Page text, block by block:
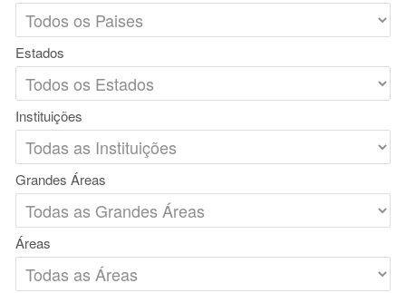
Estados
Instituições
Grandes Áreas
Áreas